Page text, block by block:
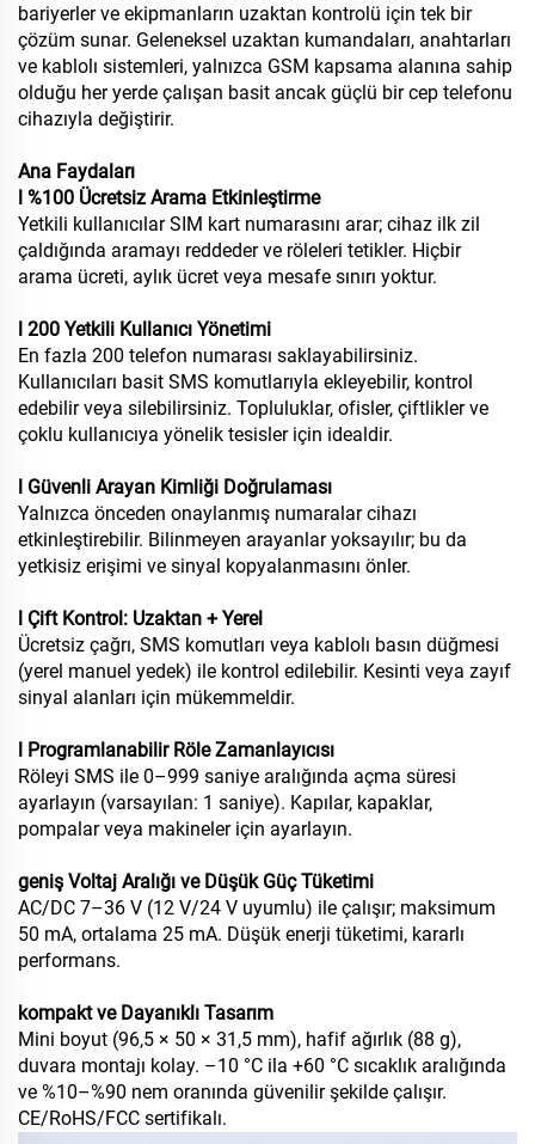
bariyerler ve ekipmanların uzaktan kontrolü için tek bir
çözüm sunar. Geleneksel uzaktan kumandaları, anahtarları
ve kablolı sistemleri, yalnızca GSM kapsama alanına sahip
olduğu her yerde çalışan basit ancak güçlü bir cep telefonu
cihazıyla değiştirir.
Ana Faydaları
l %100 Ücretsiz Arama Etkinleştirme
Yetkili kullanıcılar SIM kart numarasını arar; cihaz ilk zil
çaldığında aramayı reddeder ve röleleri tetikler. Hiçbir
arama ücreti, aylık ücret veya mesafe sınırı yoktur.
l 200 Yetkili Kullanıcı Yönetimi
En fazla 200 telefon numarası saklayabilirsiniz.
Kullanıcıları basit SMS komutlarıyla ekleyebilir, kontrol
edebilir veya silebilirsiniz. Topluluklar, ofisler, çiftlikler ve
çoklu kullanıcıya yönelik tesisler için idealdir.
l Güvenli Arayan Kimliği Doğrulaması
Yalnızca önceden onaylanmış numaralar cihazı
etkinleştirebilir. Bilinmeyen arayanlar yoksayılır; bu da
yetkisiz erişimi ve sinyal kopyalanmasını önler.
l Çift Kontrol: Uzaktan + Yerel
Ücretsiz çağrı, SMS komutları veya kablolı basın düğmesi
(yerel manuel yedek) ile kontrol edilebilir. Kesinti veya zayıf
sinyal alanları için mükemmeldir.
l Programlanabilir Röle Zamanlayıcısı
Röleyi SMS ile 0–999 saniye aralığında açma süresi
ayarlayın (varsayılan: 1 saniye). Kapılar, kapaklar,
pompalar veya makineler için ayarlayın.
geniş Voltaj Aralığı ve Düşük Güç Tüketimi
AC/DC 7–36 V (12 V/24 V uyumlu) ile çalışır; maksimum
50 mA, ortalama 25 mA. Düşük enerji tüketimi, kararlı
performans.
kompakt ve Dayanıklı Tasarım
Mini boyut (96,5 × 50 × 31,5 mm), hafif ağırlık (88 g),
duvara montajı kolay. –10 °C ila +60 °C sıcaklık aralığında
ve %10–%90 nem oranında güvenilir şekilde çalışır.
CE/RoHS/FCC sertifikalı.